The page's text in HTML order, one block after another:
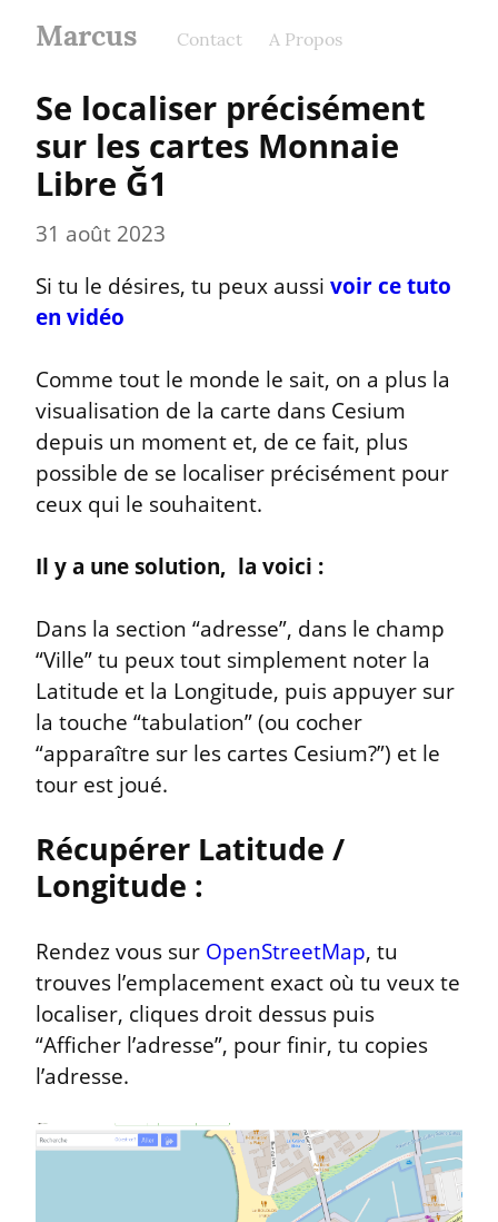
Marcus Contact A Propos
Se localiser précisément
sur les cartes Monnaie
Libre Ğ1
31 août 2023
Si tu le désires, tu peux aussi voir ce tuto
en vidéo
Comme tout le monde le sait, on a plus la
visualisation de la carte dans Cesium
depuis un moment et, de ce fait, plus
possible de se localiser précisément pour
ceux qui le souhaitent.
Il y a une solution,  la voici :
Dans la section “adresse”, dans le champ
“Ville” tu peux tout simplement noter la
Latitude et la Longitude, puis appuyer sur
la touche “tabulation” (ou cocher
“apparaître sur les cartes Cesium?”) et le
tour est joué.
Récupérer Latitude /
Longitude :
Rendez vous sur OpenStreetMap, tu
trouves l’emplacement exact où tu veux te
localiser, cliques droit dessus puis
“Afficher l’adresse”, pour finir, tu copies
l’adresse.